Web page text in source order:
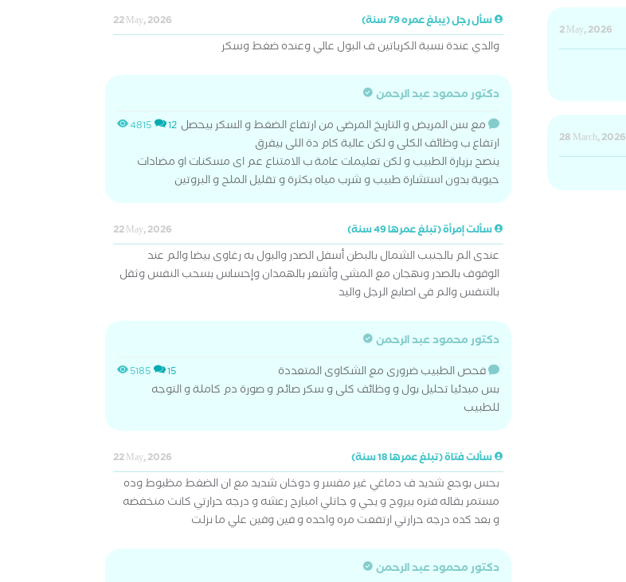
2 May, 2026
28 March, 2026
سأل رجل (يبلغ عمره 79 سنة) 22 May, 2026
والدي عندة نسبة الكرياتين ف البول عالي وعنده ضغط وسكر
دكتور محمود عبد الرحمن
4815 12 مع سن المريض و التاريخ المرضى من ارتفاع الضغط و السكر بيحصل
ارتفاع ب وظائف الكلى و لكن عالية كام دة اللى بيفرق
ينصح بزيارة الطبيب و لكن تعليمات عامة ب الامتناع عم اى مسكنات او مضادات
حيوية بدون استشارة طبيب و شرب مياه بكثرة و تقليل الملح و البروتين
سألت إمرأة (تبلغ عمرها 49 سنة) 22 May, 2026
عندى الم بالجنبب الشمال بالبطن أسفل الصدر والبول به رغاوى بيضا والم عند
الوقوف بالصدر ونهجان مع المشى وأشعر بالهمدان وإحساس بسحب النفس وثقل
بالتنفس والم فى اصابع الرجل واليد
دكتور محمود عبد الرحمن
5185 15
فحص الطبيب ضرورى مع الشكاوى المتعددة
بس مبدئيا تحليل بول و وظائف كلى و سكر صائم و صورة دم كاملة و التوجه
للطبيب
سألت فتاة (تبلغ عمرها 18 سنة) 22 May, 2026
بحس بوجع شديد ف دماغي غير مفسر و دوخان شديد مع ان الضغط مظبوط وده
مستمر بقاله فتره بيروح و يجي و جاتلي امبارح رعشه و درجه حرارتي كانت منخفضه
و بعد كده درجه حرارتي ارتفعت مره واحده و فين وفين علي ما نزلت
دكتور محمود عبد الرحمن